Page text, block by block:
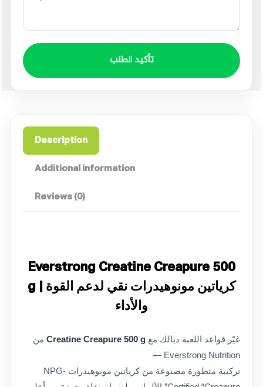
تأكيد الطلب
Description
Additional information
Reviews (0)
Everstrong Creatine Creapure 500
g | كرياتين مونوهيدرات نقي لدعم القوة
والأداء
غيّر قواعد اللعبة ديالك مع Creatine Creapure 500 g من
Everstrong Nutrition —
تركيبة متطورة مصنوعة من كرياتين مونوهيدرات NPG-